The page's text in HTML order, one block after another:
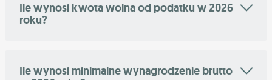
Ile wynosi kwota wolna od podatku w 2026
roku?
Ile wynosi minimalne wynagrodzenie brutto